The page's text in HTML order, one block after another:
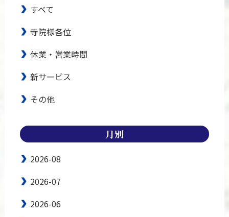
すべて
寺院様各位
休業・営業時間
新サービス
その他
月別
2026-08
2026-07
2026-06